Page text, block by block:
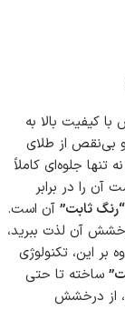
با کیفیت بالا به
بی‌نقص از طلای
جلوه‌ای کاملاً
آن را در برابر
“رنگ ثابت” آن است.
آن لذت ببرید،
بر این، تکنولوژی
ساخته تا حتی
از درخشش